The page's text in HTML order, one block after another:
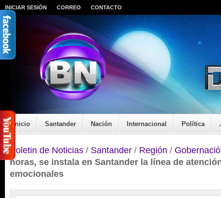
INICIAR SESIÓN CORREO CONTACTO
Inicio Santander Nación Internacional Política
Boletin de Noticias / Santander / Región /
horas, se instala en Santander la línea de
emocionales